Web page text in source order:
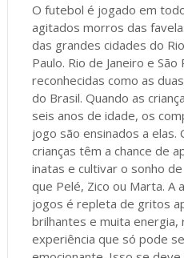
O futebol é jogado em
agitados morros das
das grandes cidades do
Paulo. Rio de Janeiro e
reconhecidas como as
do Brasil. Quando as
seis anos de idade, os
jogo são ensinados a elas.
crianças têm a chance de
inatas e cultivar o sonho
que Pelé, Zico ou Marta. A
jogos é repleta de gritos
brilhantes e muita energia,
experiência que só pode